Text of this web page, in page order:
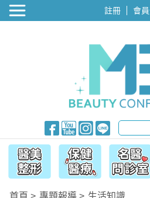
醫美整形 註冊 會
首頁 專題報導
生活知識